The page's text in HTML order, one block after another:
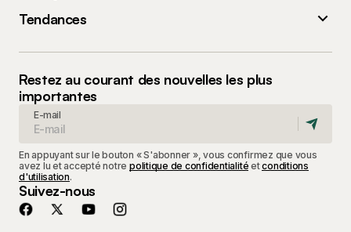
Tendances
Restez au courant des nouvelles les plus
importantes
E-mail
En appuyant sur le bouton « S'abonner », vous confirmez que vous
avez lu et accepté notre politique de confidentialité etconditions
d'utilisation.
Suivez-nous